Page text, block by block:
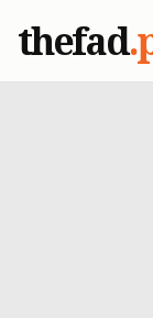
thefad